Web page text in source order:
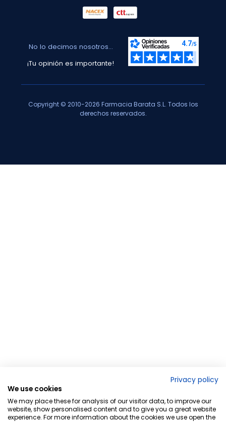
No lo decimos nosotros...
¡Tu opinión es importante!
Copyright © 2010-2026 Farmacia Barata S.L. Todos los
derechos reservados.
Privacy policy
We use cookies
We may place these for analysis of our visitor data, to improve our
website, show personalised content and to give you a great website
experience. For more information about the cookies we use open the